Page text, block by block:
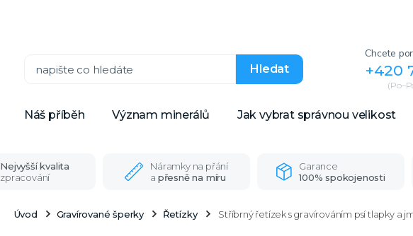
Náš příběh Význam minerálů Jak vybrat správnou velikost
Hledat
Chcete
+420
Nejvyšší kvalita
zpracování
Náramky na přání
a přesně na míru
Garance
100% spokojenosti
Úvod Gravírované šperky Řetízky Stříbrný řetízek s gravírováním psí tlapky a